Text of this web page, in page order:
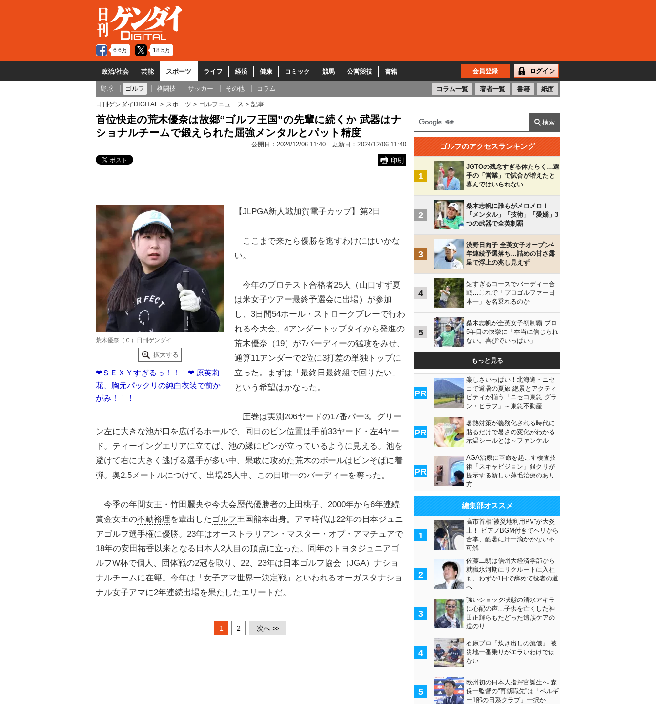
6.6万 18.5万
政治/社会 芸能 スポーツ ライフ 経済 健康 コミック 競馬 公営競技 書籍 会員登録 ログイン
野球 ゴルフ 格闘技 サッカー その他 コラム コラム一覧 著者一覧 書籍 紙面
日刊ゲンダイDIGITAL スポーツ ゴルフニュース 記事
首位快走の荒木優奈は故郷“ゴルフ王国”の先輩に続くか 武器はナ
ショナルチームで鍛えられた屈強メンタルとパット精度
公開日： 2024/12/06 11:40 更新日： 2024/12/06 11:40
印刷
荒木優奈（Ｃ）日刊ゲンダイ
拡大する
❤ＳＥＸＹすぎるっ！！！❤ 原英莉
花、胸元パックリの純白衣装で前か
がみ！！！
【JLPGA新人戦加賀電子カップ】第2日
ここまで来たら優勝を逃すわけにはいかな
い。
今年のプロテスト合格者25人（山口すず夏
は米女子ツアー最終予選会に出場）が参加
し、3日間54ホール・ストロークプレーで行わ
れる今大会。4アンダートップタイから発進の
荒木優奈 （19）が7バーディーの猛攻をみせ、
通算11アンダーで2位に3打差の単独トップに
立った。まずは「最終日最終組で回りたい」
という希望はかなった。
圧巻は実測206ヤードの17番パー3。グリー
ン左に大きな池が口を広げるホールで、同日のピン位置は手前33ヤード・左4ヤー
ド。ティーイングエリアに立てば、池の縁にピンが立っているように見える。池を
避けて右に大きく逃げる選手が多い中、果敢に攻めた荒木のボールはピンそばに着
弾。奥2.5メートルにつけて、出場25人中、この日唯一のバーディーを奪った。
今季の年間女王 ・ 竹田麗央や今大会歴代優勝者の上田桃子、2000年から6年連続
賞金女王の不動裕理を輩出した ゴルフ王国熊本出身。アマ時代は22年の日本ジュニ
アゴルフ選手権に優勝。23年はオーストラリアン・マスター・オブ・アマチュアで
18年の安田祐香以来となる日本人2人目の頂点に立った。同年のトヨタジュニアゴ
ルフW杯で個人、団体戦の2冠を取り、22、23年は日本ゴルフ協会（JGA）ナショ
ナルチームに在籍。今年は「女子アマ世界一決定戦」といわれるオーガスタナショ
ナル女子アマに2年連続出場を果たしたエリートだ。
1 2 次へ >>
ゴルフのアクセスランキング
1
JGTOの残念すぎる体たらく…選
手の「営業」で試合が増えたと
喜んではいられない
2
桑木志帆に誰もがメロメロ！
「メンタル」「技術」「愛嬌」3
つの武器で全英制覇
3
渋野日向子 全英女子オープン4
年連続予選落ち…詰めの甘さ露
呈で浮上の兆し見えず
4
短すぎるコースでバーディー合
戦…これで「プロゴルファー日
本一」を名乗れるのか
5
桑木志帆が全英女子初制覇 プロ
5年目の快挙に「本当に信じられ
ない。喜びでいっぱい」
もっと見る
PR
楽しさいっぱい！北海道・ニセ
コで避暑の夏旅 絶景とアクティ
ビティが揃う「ニセコ東急 グラ
ン・ヒラフ」～東急不動産
PR
暑熱対策が義務化される時代に
貼るだけで暑さの変化がわかる
示温シールとは～ファンケル
PR
AGA治療に革命を起こす検査技
術「スキャビジョン」銀クリが
提示する新しい薄毛治療のあり
方
編集部オススメ
1
高市首相“被災地利用PV”が大炎
上！ ピアノBGM付きでヘリから
合掌、酷暑に汗一滴かかない不
可解
2
佐藤二朗は信州大経済学部から
就職氷河期にリクルートに入社
も、わずか1日で辞めて役者の道
へ
3
強いショック状態の清水アキラ
に心配の声…子供を亡くした神
田正輝らもたどった遺族ケアの
道のり
4
石原プロ「炊き出しの流儀」 被
災地一番乗りがエラいわけでは
ない
5
欧州初の日本人指揮官誕生へ 森
保一監督の“再就職先”は「ベルギ
ー1部の日系クラブ」一択か